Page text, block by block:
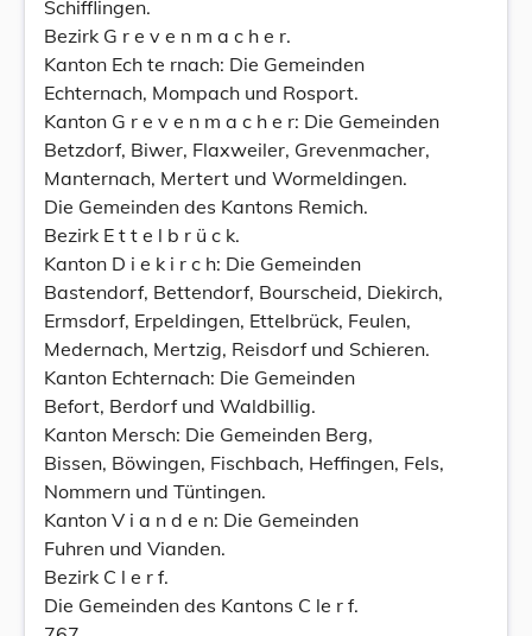
Schifflingen.
Bezirk G r e v e n m a c h e r.
Kanton Ech te rnach: Die Gemeinden
Echternach, Mompach und Rosport.
Kanton G r e v e n m a c h e r: Die Gemeinden
Betzdorf, Biwer, Flaxweiler, Grevenmacher,
Manternach, Mertert und Wormeldingen.
Die Gemeinden des Kantons Remich.
Bezirk E t t e l b r ü c k.
Kanton D i e k i r c h: Die Gemeinden
Bastendorf, Bettendorf, Bourscheid, Diekirch,
Ermsdorf, Erpeldingen, Ettelbrück, Feulen,
Medernach, Mertzig, Reisdorf und Schieren.
Kanton Echternach: Die Gemeinden
Befort, Berdorf und Waldbillig.
Kanton Mersch: Die Gemeinden Berg,
Bissen, Böwingen, Fischbach, Heffingen, Fels,
Nommern und Tüntingen.
Kanton V i a n d e n: Die Gemeinden
Fuhren und Vianden.
Bezirk C l e r f.
Die Gemeinden des Kantons C le r f.